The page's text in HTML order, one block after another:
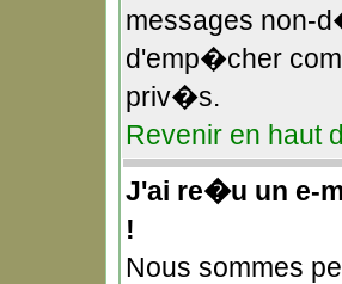
messages non-
d'emp�cher
priv�s.
Revenir en haut
J'ai re�u un e-
!
Nous sommes